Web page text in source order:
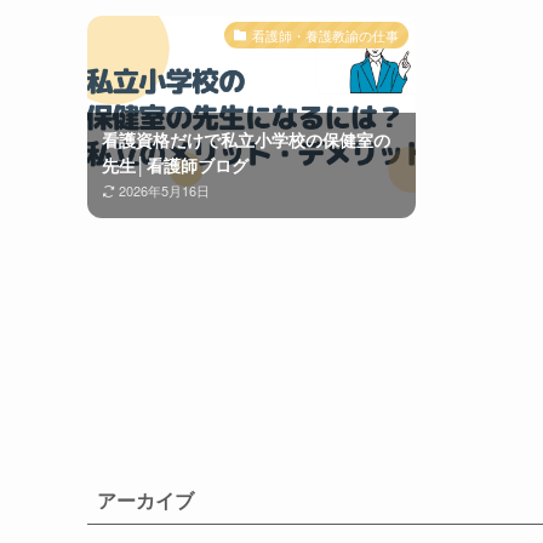
看護師・養護教諭の仕事
看護資格だけで私立小学校の保健室の
先生│看護師ブログ
2026年5月16日
アーカイブ